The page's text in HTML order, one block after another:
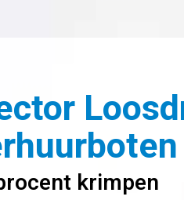
krimpen